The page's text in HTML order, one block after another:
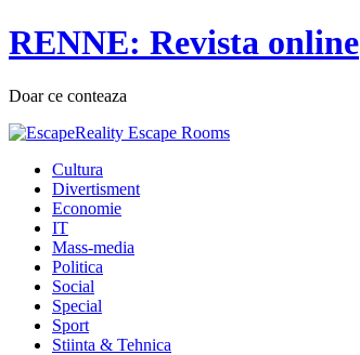
RENNE: Revista online
Doar ce conteaza
Cultura
Divertisment
Economie
IT
Mass-media
Politica
Social
Special
Sport
Stiinta & Tehnica